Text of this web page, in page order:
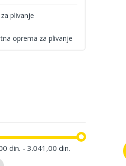
plivanje
oprema za plivanje
din. - 3.041,00 din.